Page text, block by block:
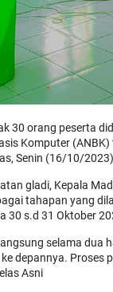
30 orang peserta
Komputer
Senin (16/10/
gladi, Kepala
tahapan yang
30 s.d 31 Oktober
selama
depannya.
Asni